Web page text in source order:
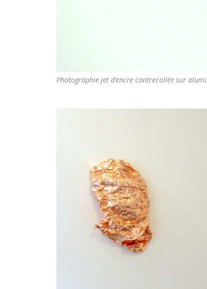
Photographie jet d’encre contrecollée sur